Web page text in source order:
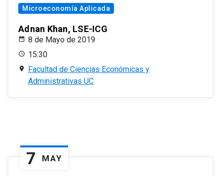
Microeconomía Aplicada
Adnan Khan, LSE-ICG
8 de Mayo de 2019
15:30
Facultad de Ciencias Económicas y
Administrativas UC
7 MAY